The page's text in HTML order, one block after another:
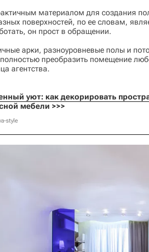
материалом для создания
поверхностей, по ее словам,
он прост в обращении.
арки, разноуровневые полы и
преобразить помещение
агентства.
уют: как декорировать
мебели >>>
style